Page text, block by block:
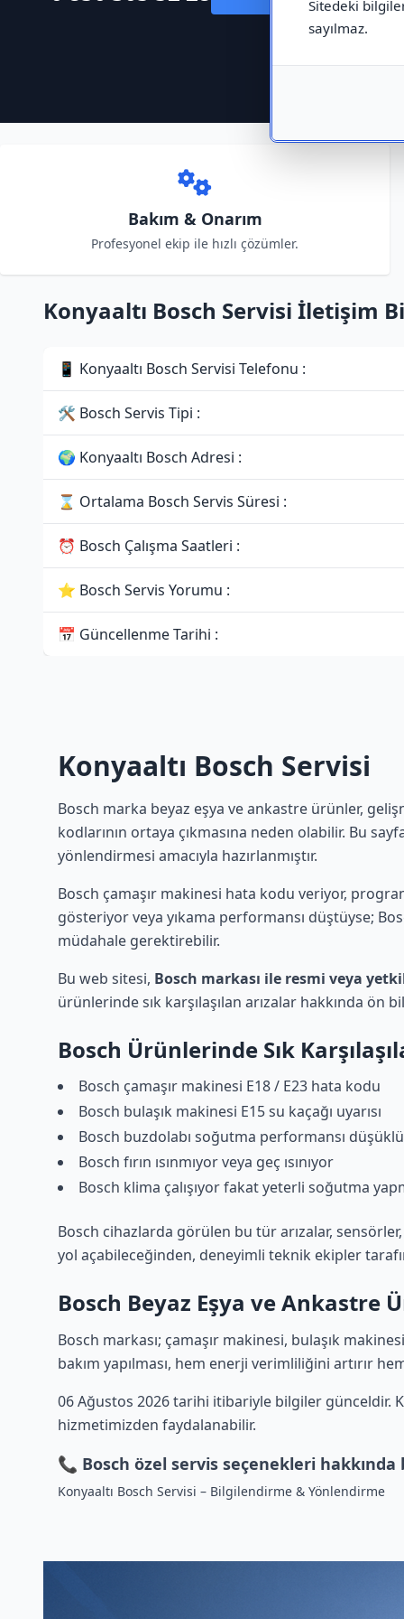
Sitedeki
sayılmaz.
Bakım & Onarım
Profesyonel ekip ile hızlı çözümler.
Konyaaltı Bosch Servisi İletişim
📱 Konyaaltı Bosch Servisi Telefonu :
🛠 Bosch Servis Tipi :
🌍 Konyaaltı Bosch Adresi :
⌛ Ortalama Bosch Servis Süresi :
⏰ Bosch Çalışma Saatleri :
⭐ Bosch Servis Yorumu :
📅 Güncellenme Tarihi :
Konyaaltı Bosch Servisi
Bosch marka beyaz eşya ve ankastre ürünler,
kodlarının ortaya çıkmasına neden olabilir. Bu
yönlendirmesi amacıyla hazırlanmıştır.
Bosch çamaşır makinesi hata kodu veriyor,
gösteriyor veya yıkama performansı düştüyse;
müdahale gerektirebilir.
Bu web sitesi, Bosch markası ile resmi veya
ürünlerinde sık karşılaşılan arızalar hakkında
Bosch Ürünlerinde Sık
Bosch çamaşır makinesi E18 / E23 hata kodu
Bosch bulaşık makinesi E15 su kaçağı uyarısı
Bosch buzdolabı soğutma performansı
Bosch fırın ısınmıyor veya geç ısınıyor
Bosch klima çalışıyor fakat yeterli soğutma
Bosch cihazlarda görülen bu tür arızalar,
yol açabileceğinden, deneyimli teknik ekipler
Bosch Beyaz Eşya ve Ankastre
Bosch markası; çamaşır makinesi, bulaşık
bakım yapılması, hem enerji verimliliğini artırır
06 Ağustos 2026 tarihi itibariyle bilgiler günceldir.
hizmetimizden faydalanabilir.
📞 Bosch özel servis seçenekleri
Konyaaltı Bosch Servisi – Bilgilendirme & Yönlendirme